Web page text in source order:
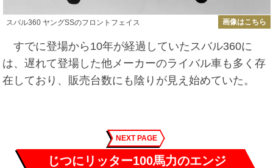
スバル360 ヤングSSのフロントフェイス 画像はこちら
すでに登場から10年が経過していたスバル360に
は、遅れて登場した他メーカーのライバル車も多く存
在しており、販売台数にも陰りが見え始めていた。
NEXT PAGE
じつにリッター100馬力のエンジ